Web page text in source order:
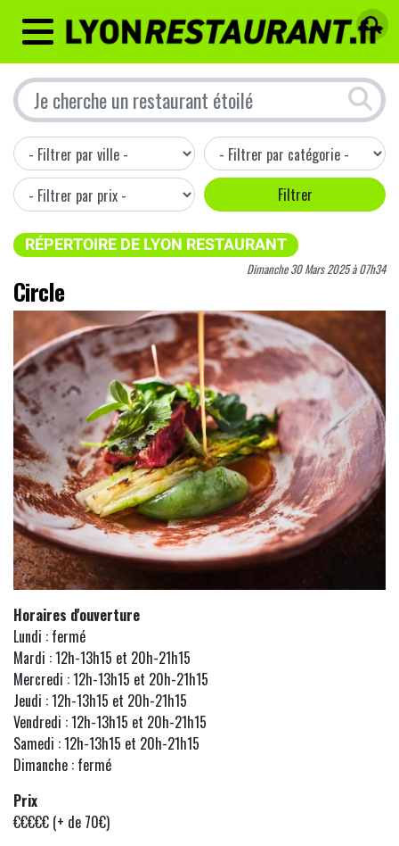
MENU
RÉPERTOIRE DE LYON RESTAURANT
Dimanche 30 Mars 2025 à 07h34
Circle
Horaires d'ouverture
Lundi : fermé
Mardi : 12h-13h15 et 20h-21h15
Mercredi : 12h-13h15 et 20h-21h15
Jeudi : 12h-13h15 et 20h-21h15
Vendredi : 12h-13h15 et 20h-21h15
Samedi : 12h-13h15 et 20h-21h15
Dimanche : fermé
Prix
€€€€€ (+ de 70€)